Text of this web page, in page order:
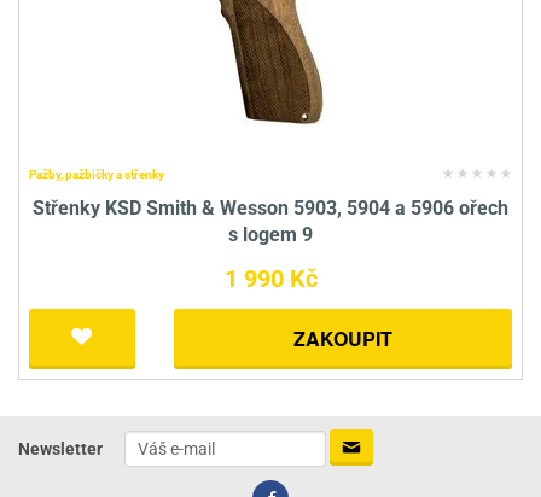
Pažby, pažbičky a střenky
Střenky KSD Smith & Wesson 5903, 5904 a 5906 ořech
s logem 9
1 990 Kč
ZAKOUPIT
Newsletter